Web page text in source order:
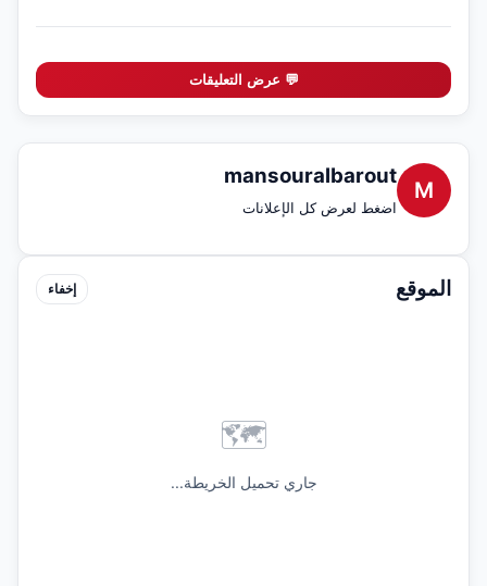
💬 عرض التعليقات
M
mansouralbarout
اضغط لعرض كل الإعلانات
الموقع إخفاء
🗺️
جاري تحميل الخريطة...